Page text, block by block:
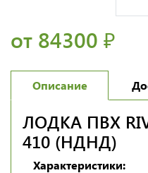
от 84300 ₽
Описание
ЛОДКА ПВХ
410 (НДНД)
Характеристики: